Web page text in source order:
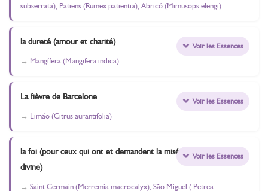
subserrata), Patiens (Rumex patientia), Abricó (Mimusops elengi)
la dureté (amour et charité)
Mangífera (Mangifera indica)
Voir les Essences
La fièvre de Barcelone
Limão (Citrus aurantifolia)
Voir les Essences
la foi (pour ceux qui ont et demandent la miséricorde
divine)
Saint Germain (Merremia macrocalyx), São Miguel ( Petrea
Voir les Essences